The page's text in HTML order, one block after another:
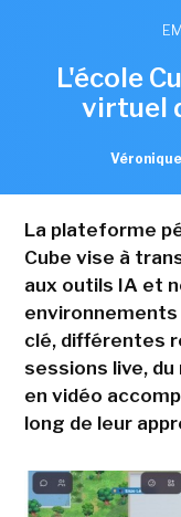
L'école
virtuel
La plateforme
Cube vise à
aux outils IA et
clé, différentes
sessions live,
en vidéo
long de leur